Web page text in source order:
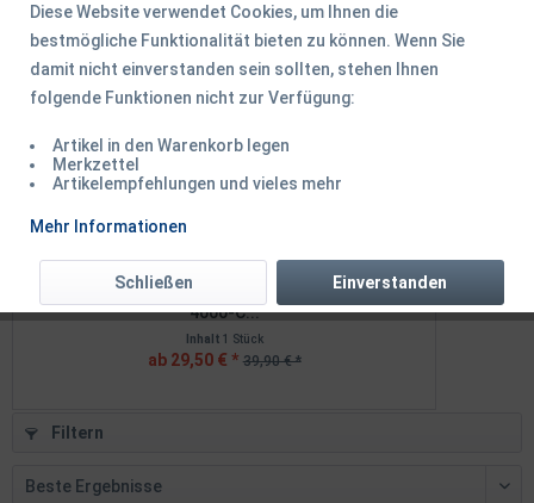
Unsere 10 beliebtesten Angelrollen
Daiwa 26 Crossfire LT 2000 2500S 3000-C
4000-C...
Inhalt 1 Stück
ab 29,50 € * 39,90 € *
Filtern
Diese Website verwendet Cookies, um Ihnen die
bestmögliche Funktionalität bieten zu können. Wenn Sie
damit nicht einverstanden sein sollten, stehen Ihnen
folgende Funktionen nicht zur Verfügung:
Artikel in den Warenkorb legen
Merkzettel
Artikelempfehlungen und vieles mehr
Mehr Informationen
Einverstanden
Schließen